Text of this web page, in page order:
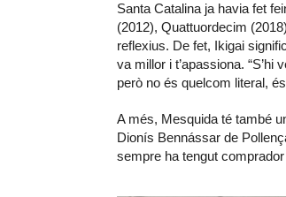
Santa Catalina ja havia fet
(2012), Quattuordecim
reflexius. De fet, Ikigai
va millor i t’apassiona.
però no és quelcom literal,
A més, Mesquida té també
Dionís Bennássar de
sempre ha tengut